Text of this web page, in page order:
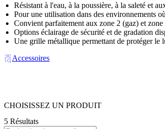
Résistant à l'eau, à la poussière, à la saleté et
Pour une utilisation dans des environnements
Convient parfaitement aux zone 2 (gaz) et
Options éclairage de sécurité et de gradation
Une grille métallique permettant de protéger le
Accessoires
CHOISISSEZ UN PRODUIT
5 Résultats